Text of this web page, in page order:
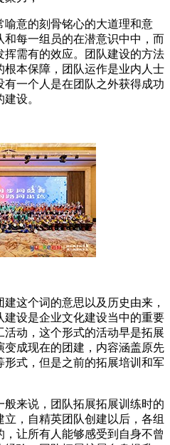
意的刻骨铭心的大道理和意
每一组员的在潜意识中中，而
挥需有的效应。团队建设的方法
本保障，团队运作是业内人士
一个人是在团队之外获得成功
设。
这个词的意思以及历史由来，
建设是企业文化建设当中的重要
动，这个形式的活动早是拓展
成现在的团建，内容涵盖原先
式，但是之前的拓展培训和军
来说，团队拓展拓展训练时的
，自精英团队创建以后，各组
，让所有人能够感受到自身不曾